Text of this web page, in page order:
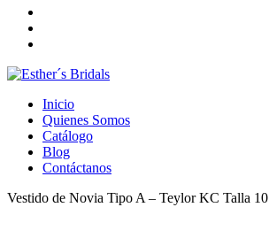
Inicio
Quienes Somos
Catálogo
Blog
Contáctanos
Vestido de Novia Tipo A – Teylor KC Talla 10